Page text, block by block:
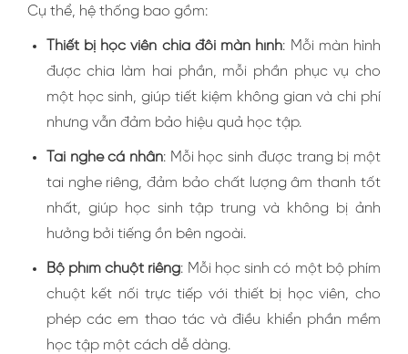
Cụ thể, hệ thống bao gồm:
Thiết bị học viên chia đôi màn hình: Mỗi màn hình
được chia làm hai phần, mỗi phần phục vụ cho
một học sinh, giúp tiết kiệm không gian và chi phí
nhưng vẫn đảm bảo hiệu quả học tập.
Tai nghe cá nhân: Mỗi học sinh được trang bị một
tai nghe riêng, đảm bảo chất lượng âm thanh tốt
nhất, giúp học sinh tập trung và không bị ảnh
hưởng bởi tiếng ồn bên ngoài.
Bộ phím chuột riêng: Mỗi học sinh có một bộ phím
chuột kết nối trực tiếp với thiết bị học viên, cho
phép các em thao tác và điều khiển phần mềm
học tập một cách dễ dàng.